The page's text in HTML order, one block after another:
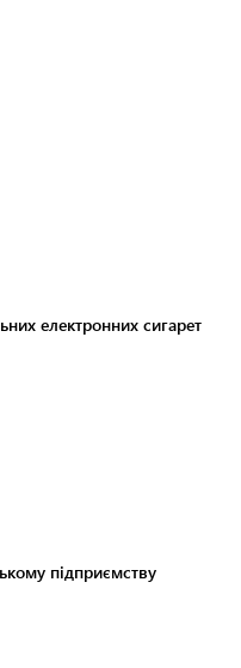
електронних сигарет
підприємству